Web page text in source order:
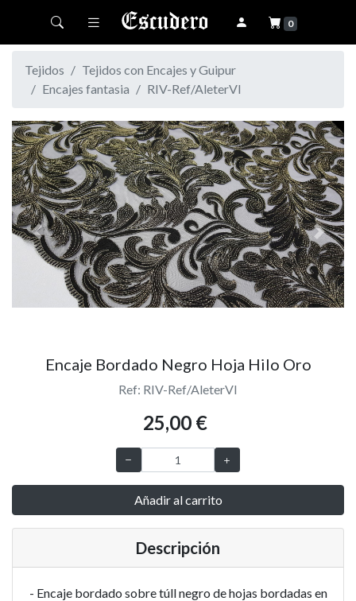
Toggle navigation 0
Tejidos
Tejidos con Encajes y Guipur
Encajes fantasia
RIV-Ref/AleterVI
Previous Next
Encaje Bordado Negro Hoja Hilo Oro
Ref: RIV-Ref/AleterVI
25,00 €
Añadir al carrito
Descripción
- Encaje bordado sobre túll negro de hojas bordadas en